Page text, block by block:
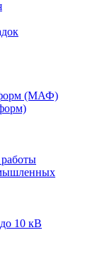
форм (МАФ)
10 кВ